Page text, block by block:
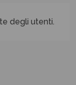
degli utenti.